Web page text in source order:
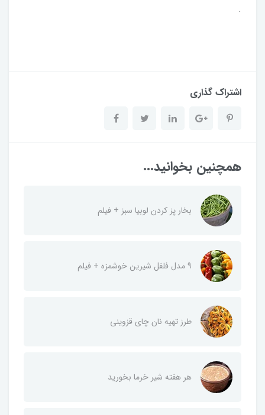
.
اشتراک گذاری
همچنین بخوانید...
بخار پز کردن لوبیا سبز + فیلم
9 مدل فلفل شیرین خوشمزه + فیلم
طرز تهیه نان چای قزوینی
هر هفته شیر خرما بخورید